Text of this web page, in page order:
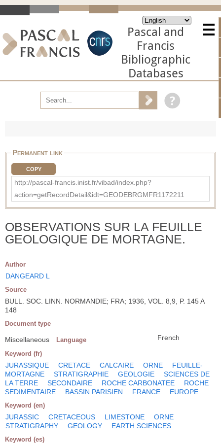
Pascal and
Francis
Bibliographic
Databases
Permanent link
COPY
http://pascal-francis.inist.fr/vibad/index.php?
action=getRecordDetail&idt=GEODEBRGMFR1172211
OBSERVATIONS SUR LA FEUILLE
GEOLOGIQUE DE MORTAGNE.
Author
DANGEARD L
Source
BULL. SOC. LINN. NORMANDIE; FRA; 1936, VOL. 8,9, P. 145 A
148
Document type
Miscellaneous Language French
Keyword (fr)
JURASSIQUE CRETACE CALCAIRE ORNE
FEUILLE-
MORTAGNE
STRATIGRAPHIE GEOLOGIE
SCIENCES DE
LA TERRE
SECONDAIRE ROCHE CARBONATEE
ROCHE
SEDIMENTAIRE
BASSIN PARISIEN FRANCE EUROPE
Keyword (en)
JURASSIC CRETACEOUS LIMESTONE
ORNE
STRATIGRAPHY
GEOLOGY EARTH SCIENCES
Keyword (es)